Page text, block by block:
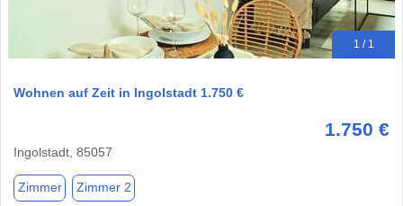
1 / 1
Wohnen auf Zeit in Ingolstadt 1.750 €
1.750 €
Ingolstadt, 85057
Zimmer Zimmer 2